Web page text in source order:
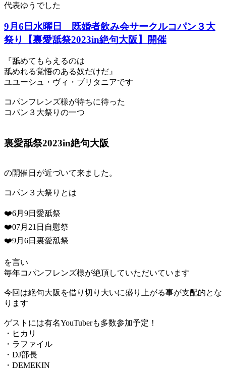
代表ゆうでした
9月6日水曜日 既婚者飲み会サークルコパン３大
祭り【裏愛舐祭2023in絶句大阪】開催
『舐めてもらえるのは
舐めれる覚悟のある奴だけだ』
ユユーシュ・ヴィ・ブリタニアです
コパンフレンズ様が待ちに待った
コパン３大祭りの一つ
裏愛舐祭2023in絶句大阪
の開催日が近づいて来ました。
コパン３大祭りとは
❤️6月9日愛舐祭
❤️07月21日自慰祭
❤️9月6日裏愛舐祭
を言い
毎年コパンフレンズ様が絶頂していただいています
今回は絶句大阪を借り切り大いに盛り上がる事が支配的とな
ります
ゲストには有名YouTuberも多数参加予定！
・ヒカリ
・ラファイル
・DJ部長
・DEMEKIN